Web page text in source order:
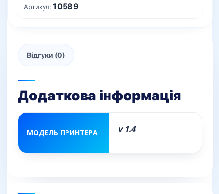
Артикул:10589
Відгуки (0)
Додаткова інформація
МОДЕЛЬ ПРИНТЕРА v 1.4